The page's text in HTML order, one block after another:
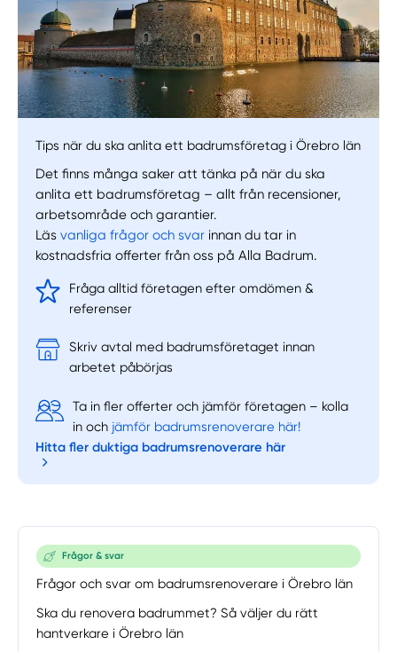
Tips när du ska anlita ett badrumsföretag i Örebro län
Det finns många saker att tänka på när du ska
anlita ett badrumsföretag – allt från recensioner,
arbetsområde och garantier.
Läsvanliga frågor och svar innan du tar in
kostnadsfria offerter från oss på Alla Badrum.
Fråga alltid företagen efter omdömen &
referenser
Skriv avtal med badrumsföretaget innan
arbetet påbörjas
Ta in fler offerter och jämför företagen – kolla
in och jämför badrumsrenoverare här!
Hitta fler duktiga badrumsrenoverare här
Frågor & svar
Frågor och svar om badrumsrenoverare i Örebro län
Ska du renovera badrummet? Så väljer du rätt
hantverkare i Örebro län